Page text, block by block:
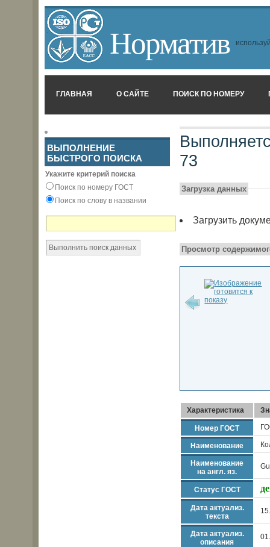
Норматив
ГЛАВНАЯ О САЙТЕ ПОИСК ПО НОМЕРУ
73
Загрузка данных
Загрузить
Просмотр
Характеристика
Номер ГОСТ
Наименование
Наименование
на англ. яз.
Статус ГОСТ
Дата актуализ.
текста
Дата актуализ.
описания
ВЫПОЛНЕНИЕ
БЫСТРОГО ПОИСКА
Укажите критерий поиска
Поиск по номеру ГОСТ
Поиск по слову в названии